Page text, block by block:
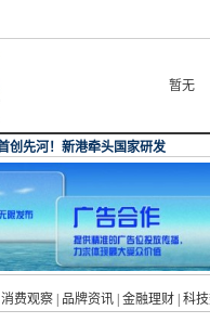
暂无
消费观察 品牌资讯 金融理财 科